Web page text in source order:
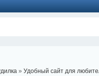
» Удобный сайт для